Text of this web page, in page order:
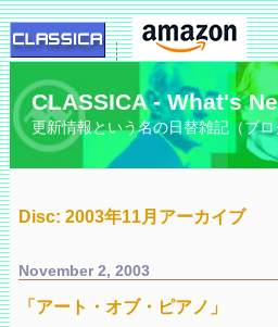
CLASSICA - What's
更新情報という名の日替雑記（ブロ
Disc: 2003年11月アーカイブ
November 2, 2003
「アート・オブ・ピアノ」